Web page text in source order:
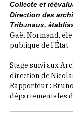
Collecte et
Direction des
Tribunaux,
Gaël Normand,
publique de l'État
Stage suivi aux
direction de
Rapporteur :
départementales